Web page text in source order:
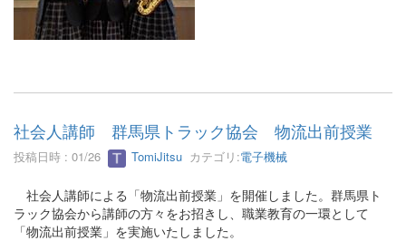
社会人講師 群馬県トラック協会 物流出前授業
投稿日時 : 01/26 TomiJitsu カテゴリ:電子機械
社会人講師による「物流出前授業」を開催しました。群馬県ト
ラック協会から講師の方々をお招きし、職業教育の一環として
「物流出前授業」を実施いたしました。